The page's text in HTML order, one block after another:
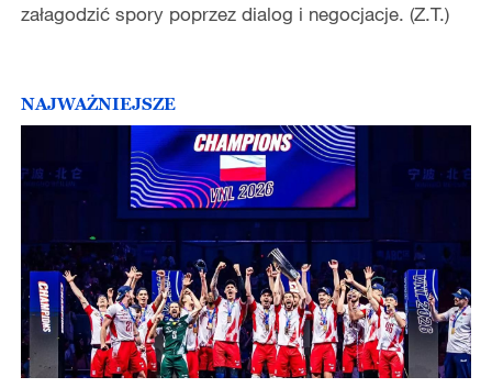
załagodzić spory poprzez dialog i negocjacje. (Z.T.)
NAJWAŻNIEJSZE